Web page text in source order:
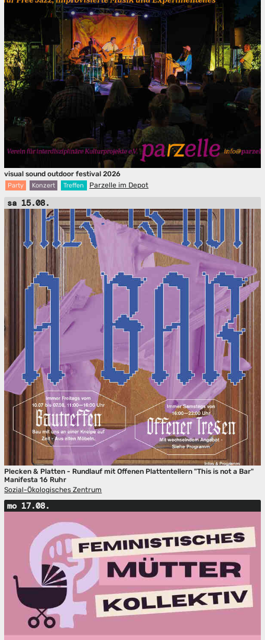
visual sound outdoor festival 2026
Party Konzert Treffen Parzelle im Depot
sa 15.08.
Plecken & Platten - Rundlauf mit Offenen Plattentellern "This is not a Bar"
Manifesta 16 Ruhr
Sozial-Ökologisches Zentrum
mo 17.08.